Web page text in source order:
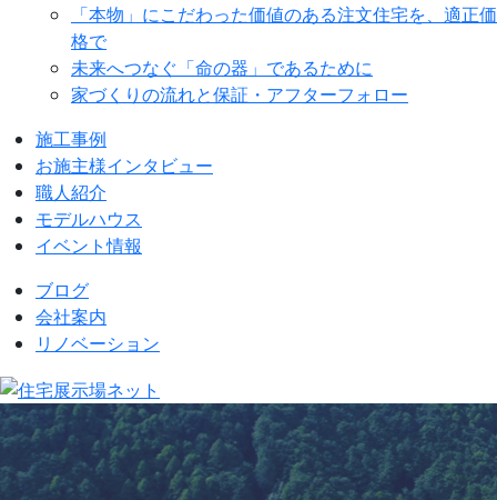
「本物」にこだわった価値のある注文住宅を、適正価
格で
未来へつなぐ「命の器」であるために
家づくりの流れと保証・アフターフォロー
施工事例
お施主様インタビュー
職人紹介
モデルハウス
イベント情報
ブログ
会社案内
リノベーション